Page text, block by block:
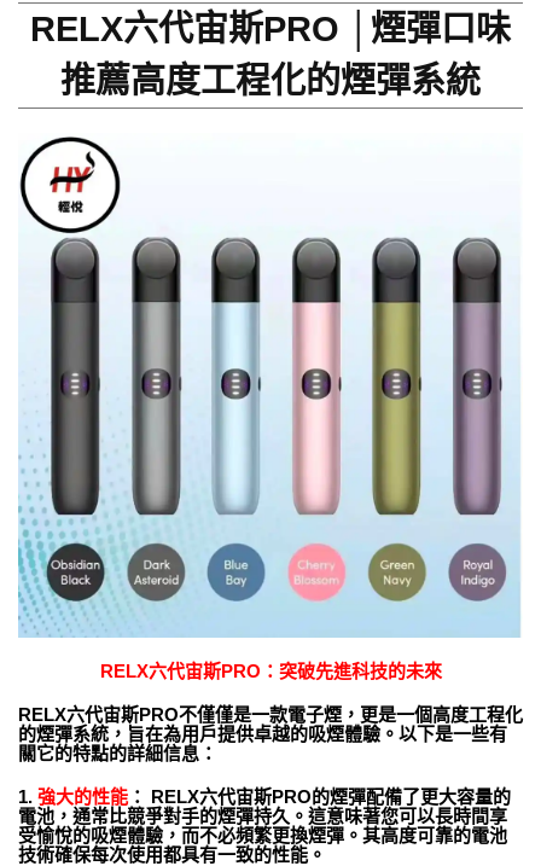
RELX六代宙斯PRO │煙彈口味
推薦高度工程化的煙彈系統
RELX六代宙斯PRO：突破先進科技的未來
RELX六代宙斯PRO不僅僅是一款電子煙，更是一個高度工程化
的煙彈系統，旨在為用戶提供卓越的吸煙體驗。以下是一些有
關它的特點的詳細信息：
1. 強大的性能 ： RELX六代宙斯PRO的煙彈配備了更大容量的
電池，通常比競爭對手的煙彈持久。這意味著您可以長時間享
受愉悅的吸煙體驗，而不必頻繁更換煙彈。其高度可靠的電池
技術確保每次使用都具有一致的性能。